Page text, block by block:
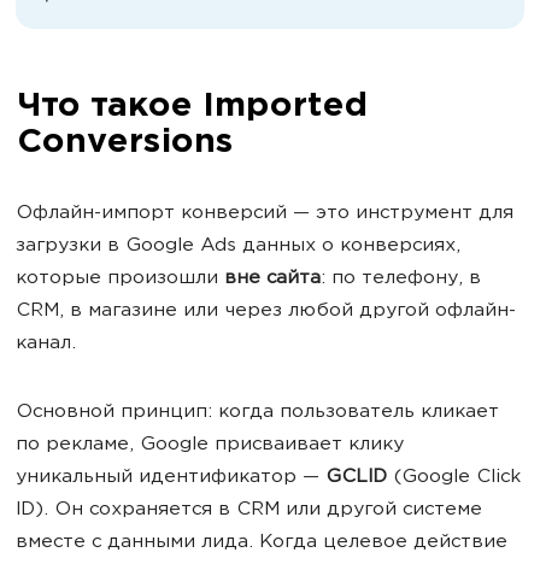
Что такое Imported
Conversions
Офлайн-импорт конверсий — это инструмент для
загрузки в Google Ads данных о конверсиях,
которые произошли вне сайта: по телефону, в
CRM, в магазине или через любой другой офлайн-
канал.
Основной принцип: когда пользователь кликает
по рекламе, Google присваивает клику
уникальный идентификатор — GCLID (Google Click
ID). Он сохраняется в CRM или другой системе
вместе с данными лида. Когда целевое действие